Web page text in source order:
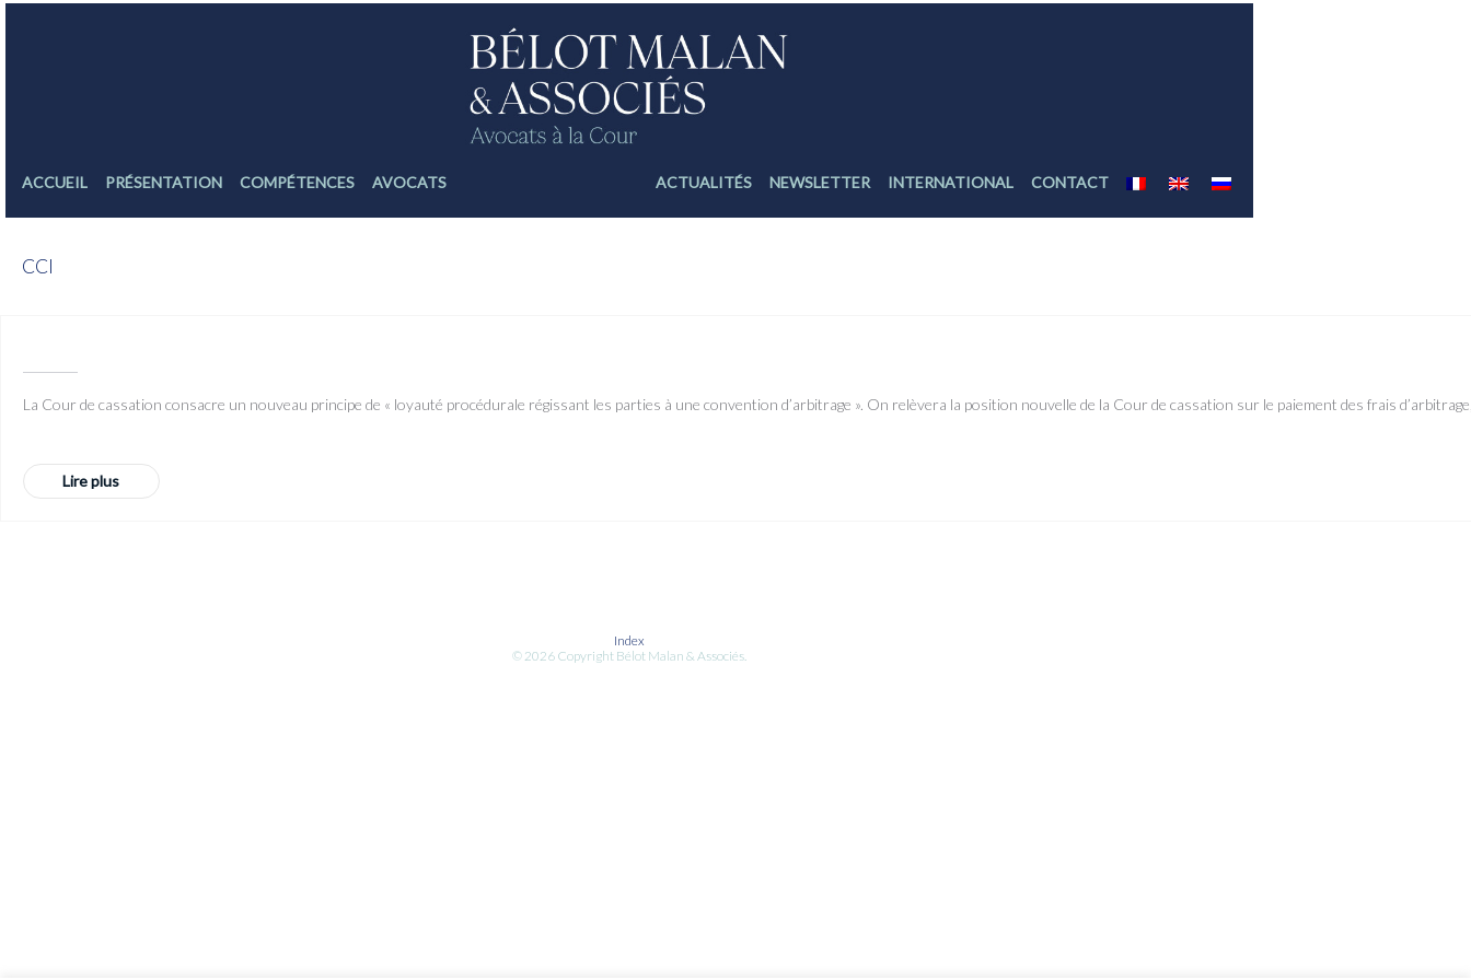
ACCUEIL PRÉSENTATION COMPÉTENCES AVOCATS ACTUALITÉS NEWSLETTER INTERNATIONAL CONTACT
CCI
La Cour de cassation consacre un nouveau principe de « loyauté procédurale régissant les parties à une convention d’arbitrage ». On relèvera la position nouvelle de la Cour de cassation sur le paiement des frais
Lire plus
Index
© 2026 Copyright Bélot Malan & Associés.